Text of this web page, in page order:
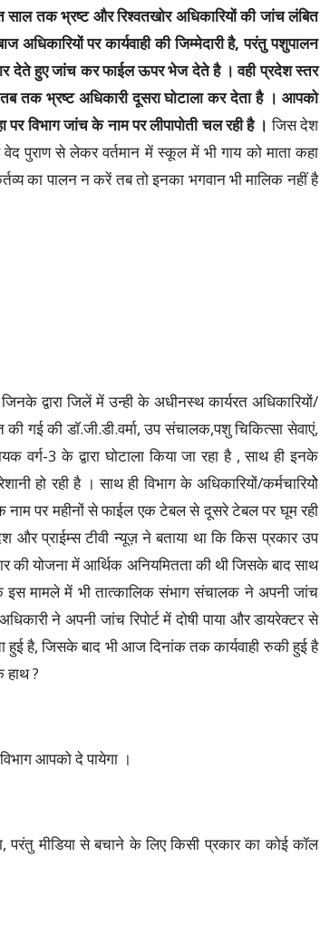
तक भ्रष्ट और रिश्वतखोर अधिकारियों की जांच लंबित
पर कार्यवाही की जिम्मेदारी है, परंतु पशुपालन
देते हुए जांच कर फाईल ऊपर भेज देते है । वही प्रदेश स्तर
तक भ्रष्ट अधिकारी दूसरा घोटाला कर देता है । आपको
विभाग जांच के नाम पर लीपापोती चल रही है । जिस देश
पुराण से लेकर वर्तमान में स्कूल में भी गाय को माता कहा
का पालन न करें तब तो इनका भगवान भी मालिक नहीं है
द्वारा जिलें में उन्ही के अधीनस्थ कार्यरत अधिकारियों/
की गई की डाॅ.जी.डी.वर्मा, उप संचालक,पशु चिकित्सा सेवाएं,
वर्ग-3 के द्वारा घोटाला किया जा रहा है , साथ ही इनके
हो रही है । साथ ही विभाग के अधिकारियों/कर्मचारियोे
के नाम पर महीनों से फाईल एक टेबल से दूसरे टेबल पर घूम रही
प्राईम्स टीवी न्यूज़ ने बताया था कि किस प्रकार उप
की योजना में आर्थिक अनियमितता की थी जिसके बाद साथ
इस मामले में भी तात्कालिक संभाग संचालक ने अपनी जांच
ने अपनी जांच रिपोर्ट में दोषी पाया और डायरेक्टर से
हुई है, जिसके बाद भी आज दिनांक तक कार्यवाही रुकी हुई है
हाथ ?
आपको दे पायेगा ।
मीडिया से बचाने के लिए किसी प्रकार का कोई कॉल